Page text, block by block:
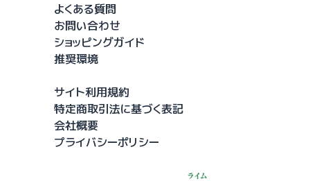
よくある質問
お問い合わせ
ショッピングガイド
推奨環境
サイト利用規約
特定商取引法に基づく表記
会社概要
プライバシーポリシー